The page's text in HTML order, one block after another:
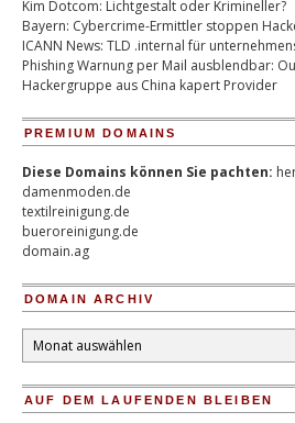
Kim Dotcom: Lichtgestalt oder Krimineller?
Bayern: Cybercrime-Ermittler stoppen
ICANN News: TLD .internal für
Phishing Warnung per Mail ausblendbar:
Hackergruppe aus China kapert Provider
PREMIUM DOMAINS
Diese Domains können Sie pachten:
damenmoden.de
textilreinigung.de
bueroreinigung.de
domain.ag
DOMAIN ARCHIV
Domain
Archiv
AUF DEM LAUFENDEN BLEIBEN